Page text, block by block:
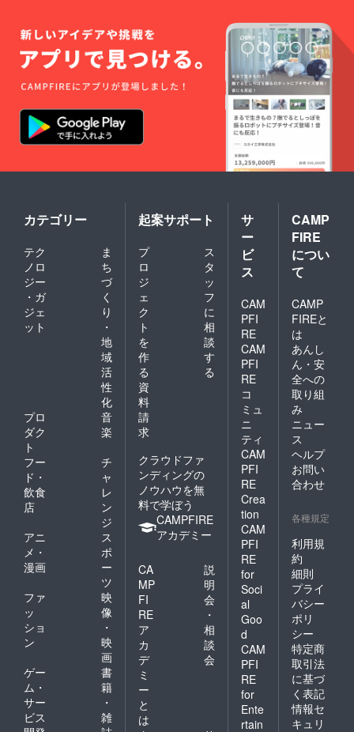
カテゴリー
テク
ノロ
ジー
・ガ
ジェ
ット
ま
ち
づ
く
り
・
地
域
活
性
化
プロ
ダク
ト
音
楽
フー
ド・
飲食
店
チ
ャ
レ
ン
ジ
アニ
メ・
漫画
ス
ポ
ー
ツ
ファ
ッ
ショ
ン
映
像
・
映
画
ゲー
ム・
サー
ビス
書
籍
・
雑
起案サポート
プ
ロ
ジ
ェ
ク
ト
を
作
る
ス
タ
ッ
フ
に
相
談
す
る
資
料
請
求
クラウドファ
ンディングの
ノウハウを無
料で学ぼう
CAMPFIRE
アカデミー
CA
MP
FI
RE
ア
カ
デ
ミ
ー
と
は
説
明
会
・
相
談
会
サ
ー
ビ
ス
CAM
PFI
RE
CAM
PFI
RE
コ
ミュ
ニ
ティ
CAM
PFI
RE
Crea
tion
CAM
PFI
RE
for
Soci
al
Goo
d
CAM
PFI
RE
for
Ente
rtain
CAMP
FIRE
につい
て
CAMP
FIREと
は
あんし
ん・安
全への
取り組
み
ニュー
ス
ヘルプ
お問い
合わせ
各種規定
利用規
約
細則
プライ
バシー
ポリ
シー
特定商
取引法
に基づ
く表記
情報セ
キュリ